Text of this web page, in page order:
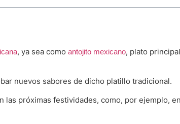
, ya sea como antojito mexicano, plato
nuevos sabores de dicho platillo tradicional.
las próximas festividades, como, por ejemplo,